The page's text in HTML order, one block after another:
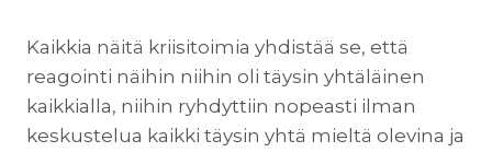
Kaikkia näitä kriisitoimia yhdistää se, että
reagointi näihin niihin oli täysin yhtäläinen
kaikkialla, niihin ryhdyttiin nopeasti ilman
keskustelua kaikki täysin yhtä mieltä olevina ja